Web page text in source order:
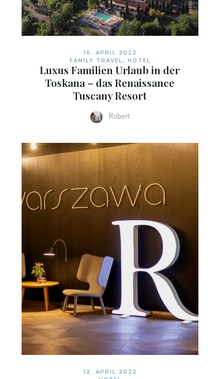
16. APRIL 2022
FAMILY TRAVEL, HOTEL
Luxus Familien Urlaub in der
Toskana – das Renaissance
Tuscany Resort
Robert
12. APRIL 2022